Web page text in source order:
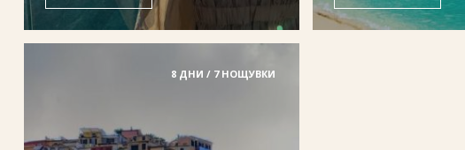
Цена от: 81.00 € / 158 Цена от: 1163.00 €
8 ДНИ / 7 НОЩУВКИ